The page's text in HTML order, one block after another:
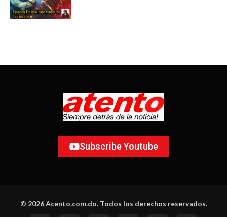
Subscribe Youtube
© 2026 Acento.com.do. Todos los derechos reservados.